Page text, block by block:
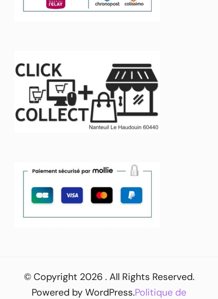
© Copyright 2026 . All Rights Reserved.
Powered by WordPress.Politique de